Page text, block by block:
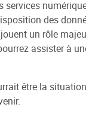
services
des
un rôle
assister à
être la